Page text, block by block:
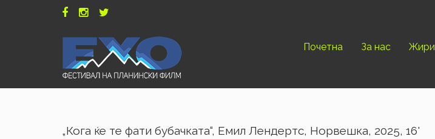
Почетна За нас Жири
„Кога ќе те фати бубачката“, Емил Лендертс, Норвешка, 2025, 16'